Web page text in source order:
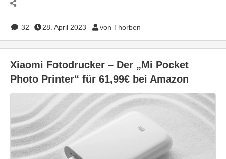
32 28. April 2023 von Thorben
Xiaomi Fotodrucker – Der „Mi Pocket
Photo Printer“ für 61,99€ bei Amazon